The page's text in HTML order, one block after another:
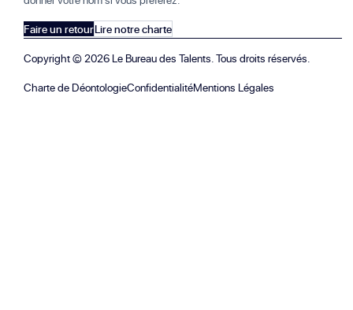
Faire un retourLire notre charte
Copyright ©2026 Le Bureau des Talents. Tous droits réservés.
Charte de DéontologieConfidentialitéMentions Légales